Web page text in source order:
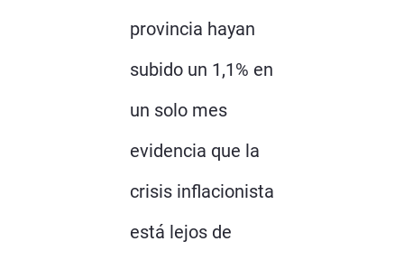
provincia hayan
subido un 1,1% en
un solo mes
evidencia que la
crisis inflacionista
está lejos de